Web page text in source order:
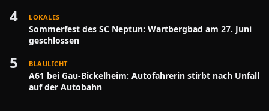
4 LOKALES
Sommerfest des SC Neptun: Wartbergbad am 27. Juni
geschlossen
5 BLAULICHT
A61 bei Gau-Bickelheim: Autofahrerin stirbt nach Unfall
auf der Autobahn